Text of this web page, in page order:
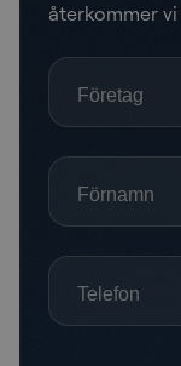
återkommer